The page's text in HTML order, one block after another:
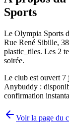
Sports
Le Olympia Sports
Rue René Sibille,
plastic_tiles. Les 2
soirée.
Le club est ouvert 7
Anybuddy :
confirmation
Voir la page du